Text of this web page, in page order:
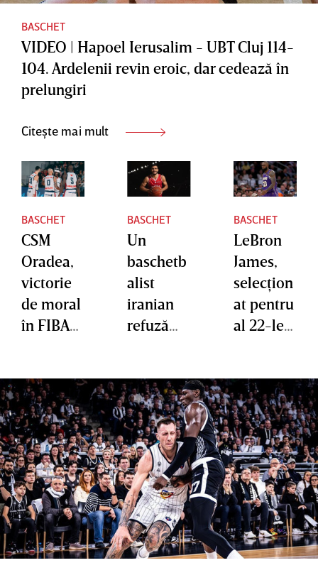
BASCHET
VIDEO | Hapoel Ierusalim - UBT Cluj 114-
104. Ardelenii revin eroic, dar cedează în
prelungiri
Citește mai mult
BASCHET
CSM
Oradea,
victorie
de moral
în FIBA
liderul
Pallacan
estro
Reggiana
BASCHET
Un
baschetb
alist
iranian
refuză
în semn
de
protest
faţă de
regim
BASCHET
LeBron
James,
selecţion
at pentru
al 22-lea
16-lea
pentru
Kevin
Durant